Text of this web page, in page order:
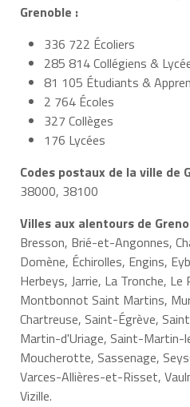
Grenoble :
336 722 Écoliers
285 814 Collégiens &
81 105 Étudiants &
2 764 Écoles
327 Collèges
176 Lycées
Codes postaux de la ville de
38000, 38100
Villes aux alentours de
Bresson, Brié-et-Angonnes,
Domène, Échirolles, Engins,
Herbeys, Jarrie, La Tronche,
Montbonnot Saint Martins,
Chartreuse, Saint-Égrève,
Martin-d'Uriage, Saint-Martin-
Moucherotte, Sassenage,
Varces-Allières-et-Risset,
Vizille.